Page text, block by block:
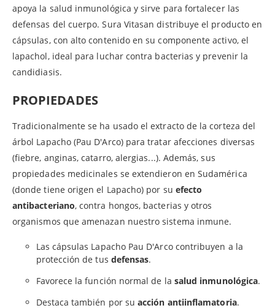
apoya la salud inmunológica y sirve para fortalecer las
defensas del cuerpo. Sura Vitasan distribuye el producto en
cápsulas, con alto contenido en su componente activo, el
lapachol, ideal para luchar contra bacterias y prevenir la
candidiasis.
PROPIEDADES
Tradicionalmente se ha usado el extracto de la corteza del
árbol Lapacho (Pau D'Arco) para tratar afecciones diversas
(fiebre, anginas, catarro, alergias...). Además, sus
propiedades medicinales se extendieron en Sudamérica
(donde tiene origen el Lapacho) por su efecto
antibacteriano, contra hongos, bacterias y otros
organismos que amenazan nuestro sistema inmune.
Las cápsulas Lapacho Pau D'Arco contribuyen a la
protección de tus defensas.
Favorece la función normal de la salud inmunológica.
Destaca también por suacción antiinflamatoria.